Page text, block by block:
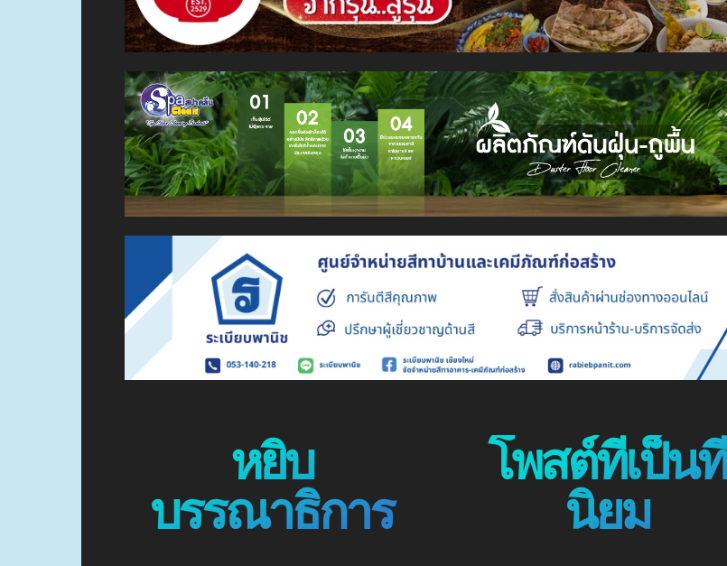
หยิบ
บรรณาธิการ
โพสต์ที่เป็นที่
นิยม